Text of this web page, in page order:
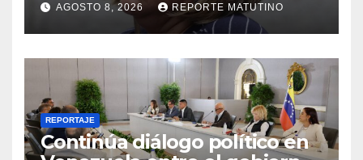
AGOSTO 8, 2026 REPORTE MATUTINO
REPORTAJE
Continúa diálogo político en